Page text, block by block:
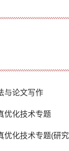
与论文写作
优化技术专题
优化技术专题(研